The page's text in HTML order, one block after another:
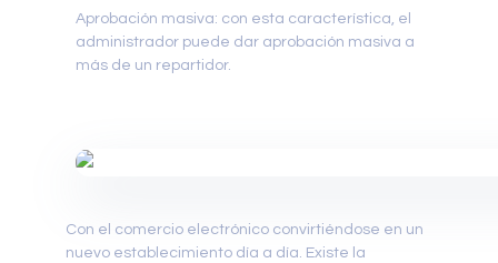
Aprobación masiva: con esta característica, el
administrador puede dar aprobación masiva a
más de un repartidor.
Con el comercio electrónico convirtiéndose en un
nuevo establecimiento día a día. Existe la